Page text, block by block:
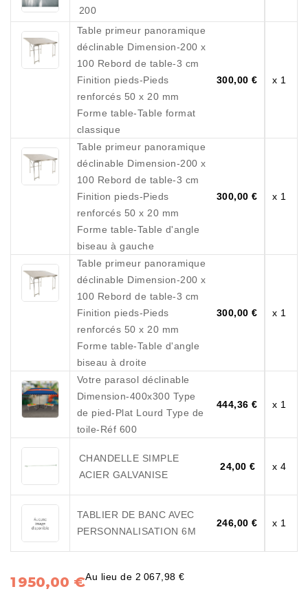
200
Table primeur panoramique
déclinable Dimension-200 x
100 Rebord de table-3 cm
Finition pieds-Pieds
renforcés 50 x 20 mm
Forme table-Table format
classique
300,00 € x 1
Table primeur panoramique
déclinable Dimension-200 x
100 Rebord de table-3 cm
Finition pieds-Pieds
renforcés 50 x 20 mm
Forme table-Table d'angle
biseau à gauche
300,00 € x 1
Table primeur panoramique
déclinable Dimension-200 x
100 Rebord de table-3 cm
Finition pieds-Pieds
renforcés 50 x 20 mm
Forme table-Table d'angle
biseau à droite
300,00 € x 1
Votre parasol déclinable
Dimension-400x300 Type
de pied-Plat Lourd Type de
toile-Réf 600
444,36 € x 1
CHANDELLE SIMPLE
ACIER GALVANISE
24,00 € x 4
TABLIER DE BANC AVEC
PERSONNALISATION 6M
246,00 € x 1
1 950,00 €Au lieu de 2 067,98 €